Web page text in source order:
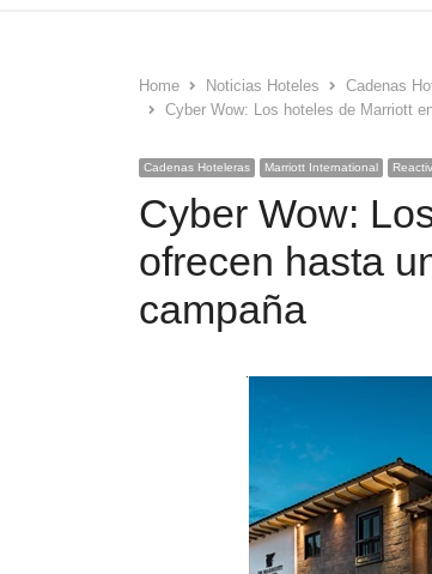
Home Noticias Hoteles
Cadenas
Cyber Wow: Los hoteles de Marriott
Cadenas Hoteleras Marriott International
Cyber Wow:
ofrecen hasta
campaña